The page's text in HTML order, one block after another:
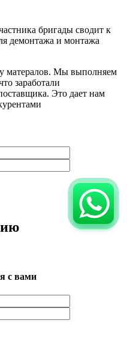
бригады сводит к
демонтажа и монтажа
матералов. Мы выполняем
заработали
Это дает нам
с вами